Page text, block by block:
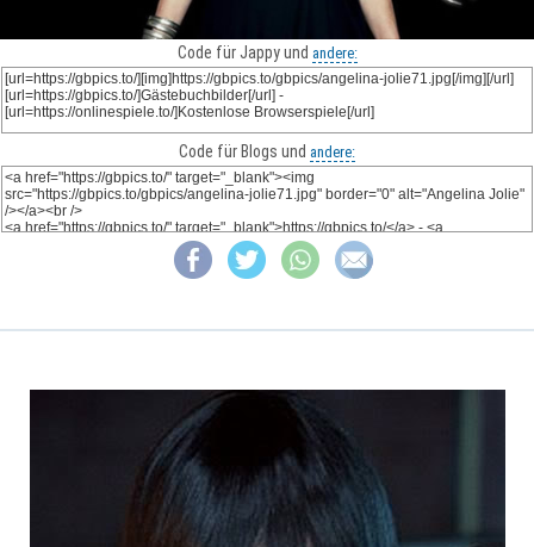
Code für Jappy und andere:
Code für Blogs und andere: